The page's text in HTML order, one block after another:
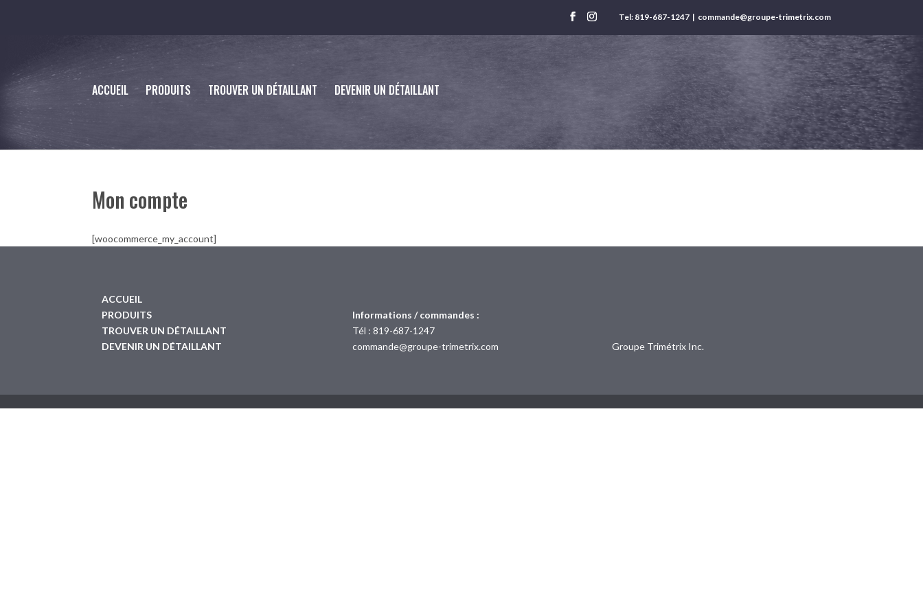
Tel: 819-687-1247| commande@groupe-trimetrix.com
ACCUEIL PRODUITS TROUVER UN DÉTAILLANT DEVENIR UN DÉTAILLANT
Mon compte
[woocommerce_my_account]
ACCUEIL
PRODUITS
TROUVER UN DÉTAILLANT
DEVENIR UN DÉTAILLANT
Informations / commandes :
Tél : 819-687-1247
commande@groupe-trimetrix.com
Groupe Trimétrix Inc.